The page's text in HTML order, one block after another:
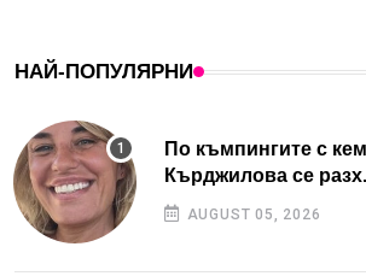
НАЙ-ПОПУЛЯРНИ
По къмпингите с
Кърджилова се
AUGUST 05, 2026